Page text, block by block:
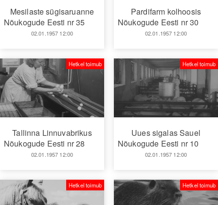
Mesilaste sügisaruanne
Nõukogude Eesti nr 35
02.01.1957 12:00
Pardifarm kolhoosis
Nõukogude Eesti nr 30
02.01.1957 12:00
Tallinna Linnuvabrikus
Nõukogude Eesti nr 28
02.01.1957 12:00
Hetkel toimub
Uues sigalas Sauel
Nõukogude Eesti nr 10
02.01.1957 12:00
Hetkel toimub
Hetkel toimub Hetkel toimub